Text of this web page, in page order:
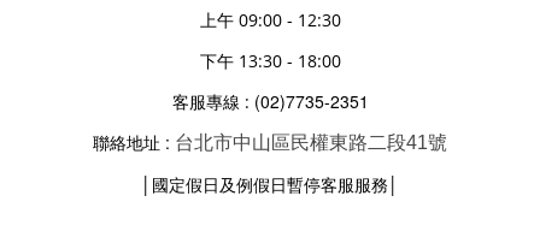
上午 09:00 - 12:30
下午 13:30 - 18:00
客服專線 : (02)7735-2351
聯絡地址 : 台北市中山區民權東路二段41號
國定假日及例假日暫停客服服務